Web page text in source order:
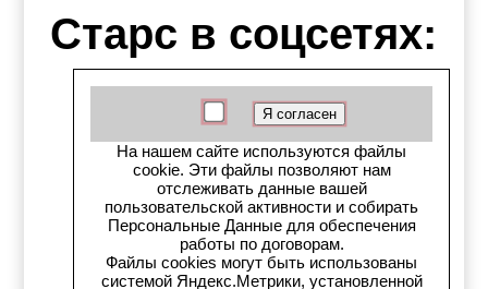
Старс в соцсетях:
Старс вКонтакте
Старс в YouTube
Телеграм-канал
Старс на Drom.ru
Старс в auto.ru
На нашем сайте используются файлы
cookie. Эти файлы позволяют нам
отслеживать данные вашей
пользовательской активности и собирать
Персональные Данные для обеспечения
работы по договорам.
Файлы cookies могут быть использованы
системой Яндекс.Метрики, установленной